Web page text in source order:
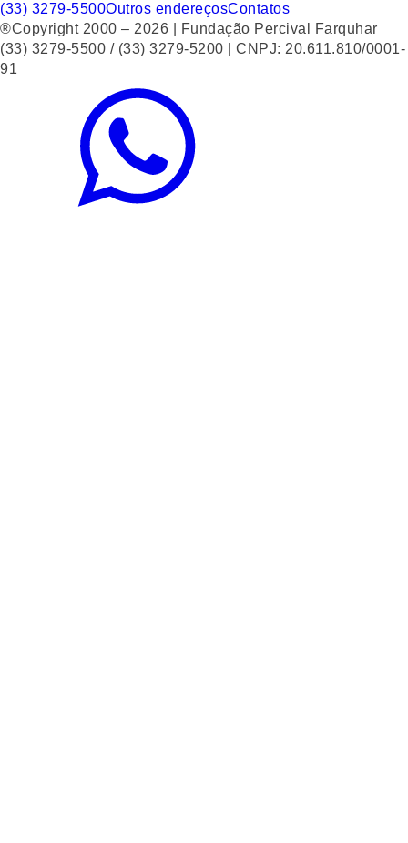
(33) 3279-5500Outros endereçosContatos
®Copyright 2000 – 2026 | Fundação Percival Farquhar
(33) 3279-5500 / (33) 3279-5200 | CNPJ: 20.611.810/0001-
91